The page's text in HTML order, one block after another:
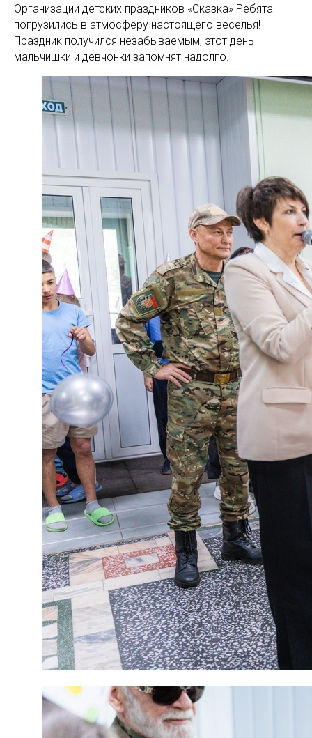
Организации детских праздников «Сказка» Ребята
погрузились в атмосферу настоящего веселья!
Праздник получился незабываемым, этот день
мальчишки и девчонки запомнят надолго.